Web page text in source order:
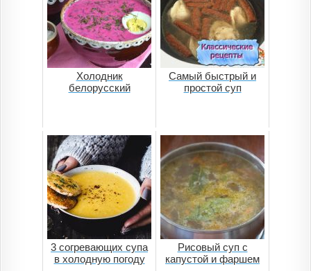
Холодник
белорусский
Самый быстрый и
простой суп
3 cогревающих супа
в холодную погоду
Рисовый суп с
капустой и фаршем